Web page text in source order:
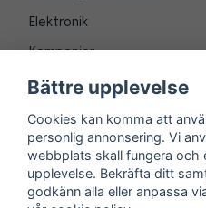
Elektronik
Kampanjer
Bättre upplevelse
Cookies kan komma att
personlig annonsering. Vi
webbplats skall fungera och
upplevelse. Bekräfta ditt
godkänn alla eller anpassa